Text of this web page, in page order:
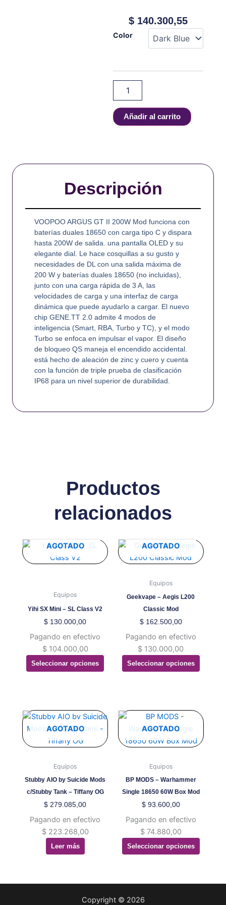
$ 140.300,55
Color
VOOPOO
II
200W
cantidad
Añadir al carrito
Descripción
VOOPOO ARGUS GT II 200W Mod funciona con
baterías duales 18650 con carga tipo C y dispara
hasta 200W de salida. una pantalla OLED y su
elegante dial. Le hace cosquillas a su gusto y
necesidades de DL con una salida máxima de
200 W y baterías duales 18650 (no incluidas),
junto con una carga rápida de 3 A, las
velocidades de carga y una interfaz de carga
dinámica que puede ayudarlo a cargar. El nuevo
chip GENE.TT 2.0 admite 4 modos de
inteligencia (Smart, RBA, Turbo y TC), y el modo
Turbo se enfoca en impulsar el vapor. El diseño
de bloqueo QS maneja el encendido accidental.
está hecho de aleación de zinc y cuero y cuenta
con la función de triple prueba de clasificación
IP68 para un nivel superior de durabilidad.
Productos
relacionados
AGOTADO
Equipos
Yihi SX Mini – SL Class V2
$ 130.000,00
Pagando en efectivo
$104.000,00
Seleccionar opciones
Este
producto
variantes.
Las
opciones
pueden
elegir
en
producto
AGOTADO
Equipos
Geekvape – Aegis L200
Classic Mod
$162.500,00
Pagando en efectivo
$ 130.000,00
Seleccionar opciones
Este
producto
múltiples
variantes.
Las
opciones
pueden
elegir
en
producto
AGOTADO
Equipos
Stubby AIO by Suicide Mods
c/Stubby Tank – Tiffany OG
$ 279.085,00
Pagando en efectivo
$223.268,00
Leer más
AGOTADO
Equipos
BP MODS – Warhammer
Single 18650 60W Box Mod
$93.600,00
Pagando en efectivo
$74.880,00
Seleccionar opciones
Este
producto
tiene
variantes.
Las
opciones
se
elegir
en
la
producto
Copyright © 2026